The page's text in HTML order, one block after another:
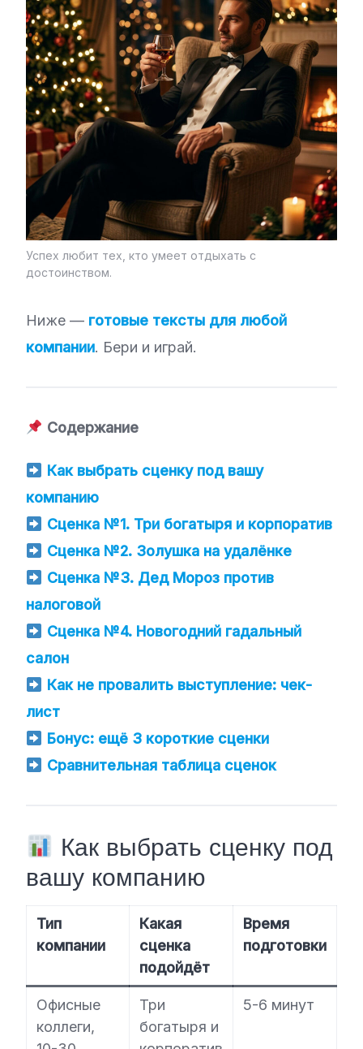
Успех любит тех, кто умеет отдыхать с
достоинством.
Ниже — готовые тексты для любой
компании. Бери и играй.
Содержание
Как выбрать сценку под вашу
компанию
Сценка №1. Три богатыря и корпоратив
Сценка №2. Золушка на удалёнке
Сценка №3. Дед Мороз против
налоговой
Сценка №4. Новогодний гадальный
салон
Как не провалить выступление: чек-
лист
Бонус: ещё 3 короткие сценки
Сравнительная таблица сценок
Как выбрать сценку под
вашу компанию
Тип
компании
Какая
сценка
подойдёт
Время
подготовки
Офисные
коллеги,
Три
богатыря и
5-6 минут